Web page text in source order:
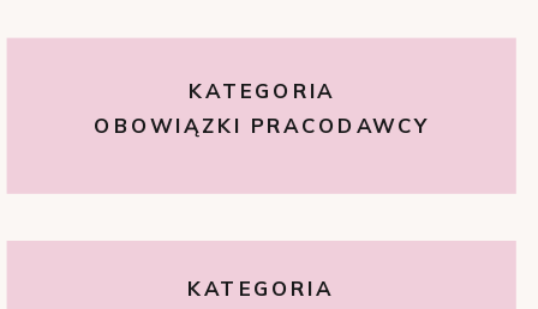
KATEGORIA
KATEGORIA
OBOWIĄZKI PRACODAWCY